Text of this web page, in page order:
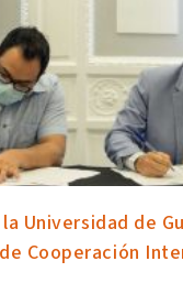
Universidad de
Cooperación